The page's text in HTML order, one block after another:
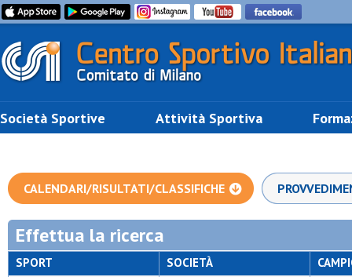
Società Sportive Attività Sportiva
CALENDARI/RISULTATI/CLASSIFICHE
Effettua la ricerca
SPORT SOCIETÀ